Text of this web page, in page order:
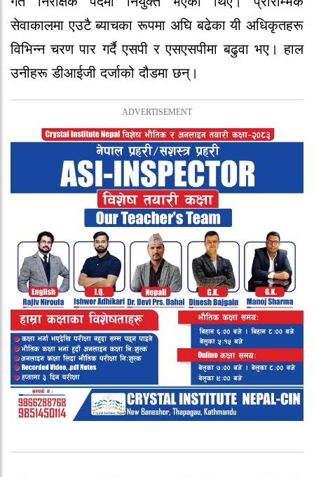
सेवाकालमा एउटै ब्याचका रूपमा अघि बढेका यी अधिकृतहरू
विभिन्न चरण पार गर्दै एसपी र एसएसपीमा बढुवा भए। हाल
उनीहरू डीआईजी दर्जाको दौडमा छन्।